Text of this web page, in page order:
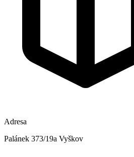
Adresa
Palánek 373/19a Vyškov